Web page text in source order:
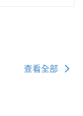
查看全部